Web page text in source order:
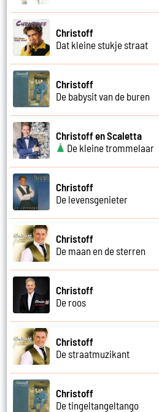
Christoff
Dat kleine stukje straat
Christoff
De babysit van de buren
Christoff en Scaletta
De kleine trommelaar
Christoff
De levensgenieter
Christoff
De maan en de sterren
Christoff
De roos
Christoff
De straatmuzikant
Christoff
De tingeltangeltango